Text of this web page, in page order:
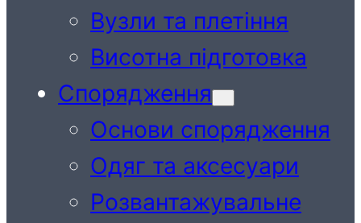
Вузли та плетіння
Висотна підготовка
Спорядження
Основи спорядження
Одяг та аксесуари
Розвантажувальне